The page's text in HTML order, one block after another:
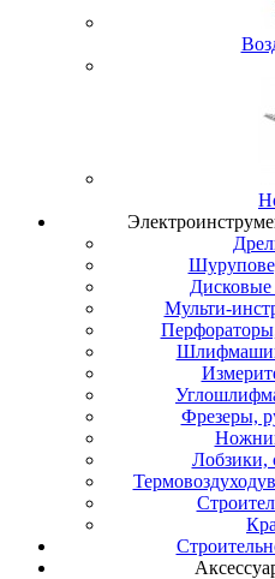
Мульти-
Фрезеры,
Лобзики,